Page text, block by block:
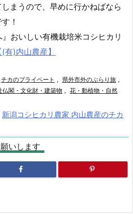
まうので、早めに行かねばなら
！
おいしい有機栽培米コシヒカリ
(有)内山農産】
チカのプライベート , 県外市外のぶらり旅 ,
仏閣・文化財・建築物 , 花・動植物・自然
新潟コシヒカリ農家 内山農産のチカ
いします